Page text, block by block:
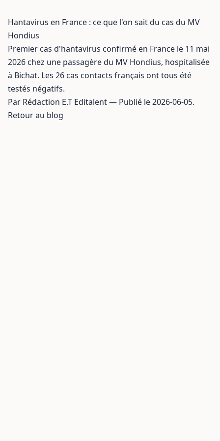
Hantavirus en France : ce que l'on sait du cas du MV
Hondius
Premier cas d'hantavirus confirmé en France le 11 mai
2026 chez une passagère du MV Hondius, hospitalisée
à Bichat. Les 26 cas contacts français ont tous été
testés négatifs.
Par Rédaction E.T Editalent — Publié le 2026-06-05.
Retour au blog